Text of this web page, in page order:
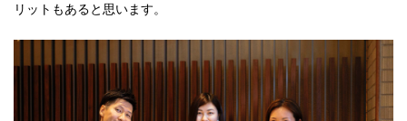
リットもあると思います。